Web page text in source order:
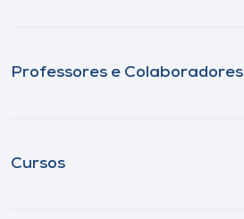
Professores e Colaboradores
Cursos